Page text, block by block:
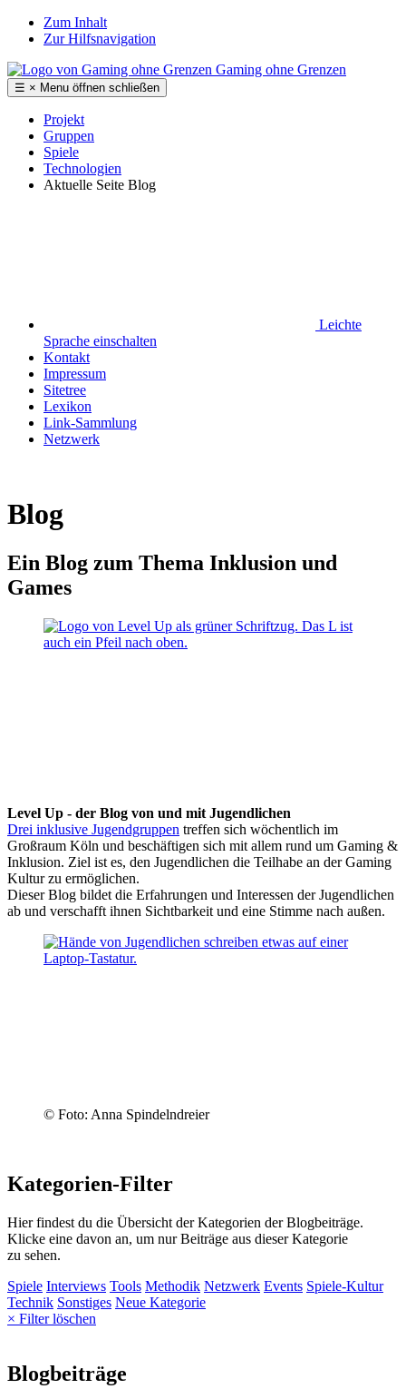
Zum Inhalt
Zur Hilfsnavigation
Gaming ohne Grenzen
☰ × Menu öffnen schließen
Projekt
Gruppen
Spiele
Technologien
Aktuelle Seite Blog
Leichte
Sprache einschalten
Kontakt
Impressum
Sitetree
Lexikon
Link-Sammlung
Netzwerk
Blog
Ein Blog zum Thema Inklusion und
Games
Level Up - der Blog von und mit Jugendlichen
Drei inklusive Jugendgruppen treffen sich wöchentlich im
Großraum Köln und beschäftigen sich mit allem rund um Gaming &
Inklusion. Ziel ist es, den Jugendlichen die Teilhabe an der Gaming
Kultur zu ermöglichen.
Dieser Blog bildet die Erfahrungen und Interessen der Jugendlichen
ab und verschafft ihnen Sichtbarkeit und eine Stimme nach außen.
© Foto: Anna Spindelndreier
Kategorien-Filter
Hier findest du die Übersicht der Kategorien der Blogbeiträge.
Klicke eine davon an, um nur Beiträge aus dieser Kategorie
zu sehen.
Spiele Interviews Tools Methodik Netzwerk Events Spiele-Kultur
Technik Sonstiges Neue Kategorie
× Filter löschen
Blogbeiträge